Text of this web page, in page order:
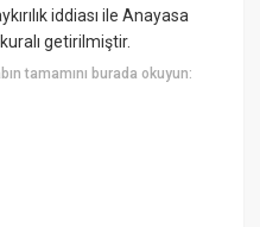
iddiası ile Anayasa
getirilmiştir.
tamamını burada okuyun: